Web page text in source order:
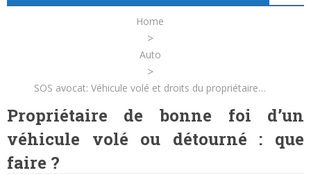
Home
>
Auto
>
SOS avocat: Véhicule volé et droits du propriétaire…
Propriétaire de bonne foi d’un
véhicule volé ou détourné : que
faire ?